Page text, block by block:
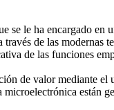
le ha encargado
de las
de las funciones
de valor mediante